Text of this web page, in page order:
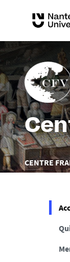
Vous
êtes
CENTRE